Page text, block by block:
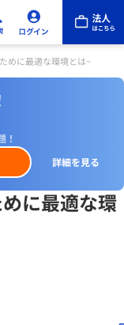
めに最適な環境とは~
！
詳細を見る
に最適な環